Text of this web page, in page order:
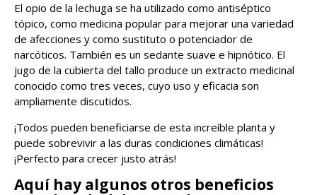
El opio de la lechuga se ha utilizado como antiséptico
tópico, como medicina popular para mejorar una variedad
de afecciones y como sustituto o potenciador de
narcóticos. También es un sedante suave e hipnótico. El
jugo de la cubierta del tallo produce un extracto medicinal
conocido como tres veces, cuyo uso y eficacia son
ampliamente discutidos.
¡Todos pueden beneficiarse de esta increíble planta y
puede sobrevivir a las duras condiciones climáticas!
¡Perfecto para crecer justo atrás!
Aquí hay algunos otros beneficios